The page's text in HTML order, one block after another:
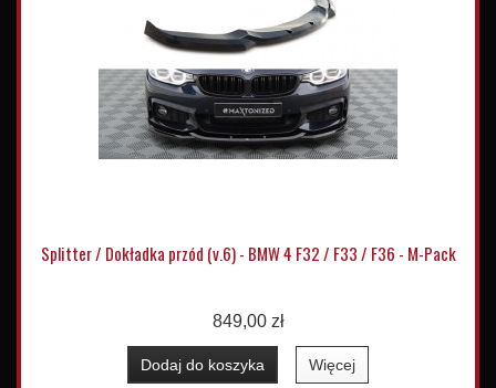
Splitter / Dokładka przód (v.6) - BMW 4 F32 / F33 / F36 - M-Pack
849,00 zł
Dodaj do koszyka Więcej